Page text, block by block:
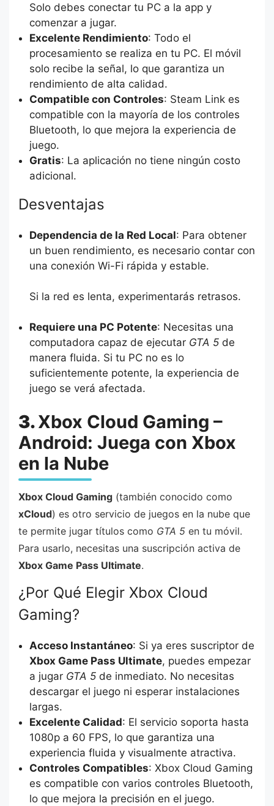
Solo debes conectar tu PC a la app y
comenzar a jugar.
Excelente Rendimiento: Todo el
procesamiento se realiza en tu PC. El móvil
solo recibe la señal, lo que garantiza un
rendimiento de alta calidad.
Compatible con Controles: Steam Link es
compatible con la mayoría de los controles
Bluetooth, lo que mejora la experiencia de
juego.
Gratis: La aplicación no tiene ningún costo
adicional.
Desventajas
Dependencia de la Red Local: Para obtener
un buen rendimiento, es necesario contar con
una conexión Wi-Fi rápida y estable.
Si la red es lenta, experimentarás retrasos.
Requiere una PC Potente: Necesitas una
computadora capaz de ejecutar GTA 5de
manera fluida. Si tu PC no es lo
suficientemente potente, la experiencia de
juego se verá afectada.
3.Xbox Cloud Gaming –
Android: Juega con Xbox
en la Nube
Xbox Cloud Gaming (también conocido como
xCloud) es otro servicio de juegos en la nube que
te permite jugar títulos como GTA 5 en tu móvil.
Para usarlo, necesitas una suscripción activa de
Xbox Game Pass Ultimate.
¿Por Qué Elegir Xbox Cloud
Gaming?
Acceso Instantáneo: Si ya eres suscriptor de
Xbox Game Pass Ultimate, puedes empezar
a jugar GTA 5de inmediato. No necesitas
descargar el juego ni esperar instalaciones
largas.
Excelente Calidad: El servicio soporta hasta
1080p a 60 FPS, lo que garantiza una
experiencia fluida y visualmente atractiva.
Controles Compatibles: Xbox Cloud Gaming
es compatible con varios controles Bluetooth,
lo que mejora la precisión en el juego.